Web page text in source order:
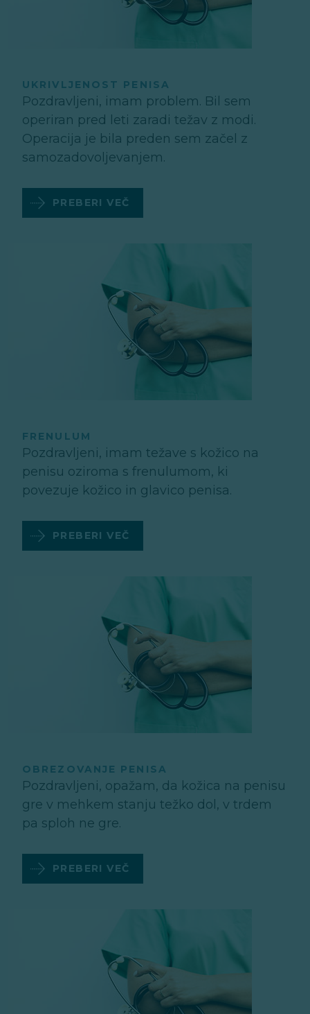
UKRIVLJENOST PENISA
Pozdravljeni, imam problem. Bil sem
operiran pred leti zaradi težav z modi.
Operacija je bila preden sem začel z
samozadovoljevanjem.
PREBERI VEČ
FRENULUM
Pozdravljeni, imam težave s kožico na
penisu oziroma s frenulumom, ki
povezuje kožico in glavico penisa.
PREBERI VEČ
OBREZOVANJE PENISA
Pozdravljeni, opažam, da kožica na penisu
gre v mehkem stanju težko dol, v trdem
pa sploh ne gre.
PREBERI VEČ